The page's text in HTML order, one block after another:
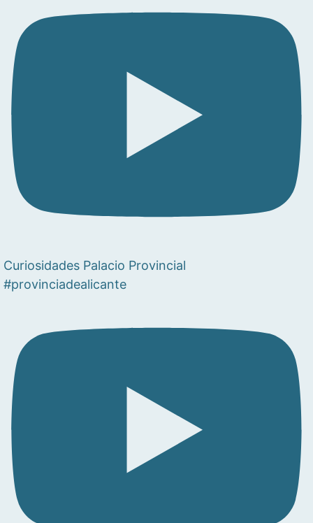
Curiosidades Palacio Provincial
#provinciadealicante